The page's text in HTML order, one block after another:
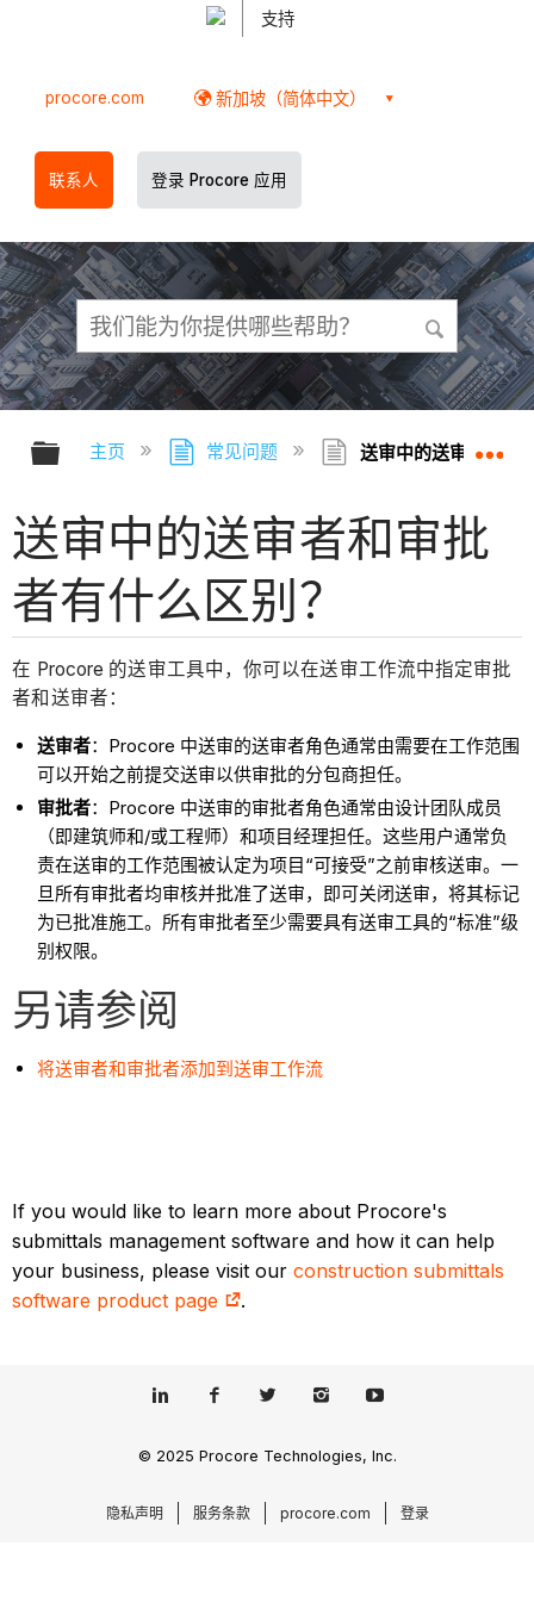
支持
procore.com 新加坡（简体中文）
联系人 登录 Procore 应用
扩展/隐缩全局层次
主页 常见问题 送审中的送审者和审
送审中的送审者和审批
者有什么区别？
在 Procore 的送审工具中，你可以在送审工作流中指定审批
者和送审者：
送审者：Procore 中送审的送审者角色通常由需要在工作范围
可以开始之前提交送审以供审批的分包商担任。
审批者：Procore 中送审的审批者角色通常由设计团队成员
（即建筑师和/或工程师）和项目经理担任。这些用户通常负
责在送审的工作范围被认定为项目“可接受”之前审核送审。一
旦所有审批者均审核并批准了送审，即可关闭送审，将其标记
为已批准施工。所有审批者至少需要具有送审工具的“标准”级
别权限。
另请参阅
将送审者和审批者添加到送审工作流
If you would like to learn more about Procore's
submittals management software and how it can help
your business, please visit ourconstruction submittals
software product page
.
© 2025 Procore Technologies, Inc.
隐私声明 服务条款 procore.com 登录